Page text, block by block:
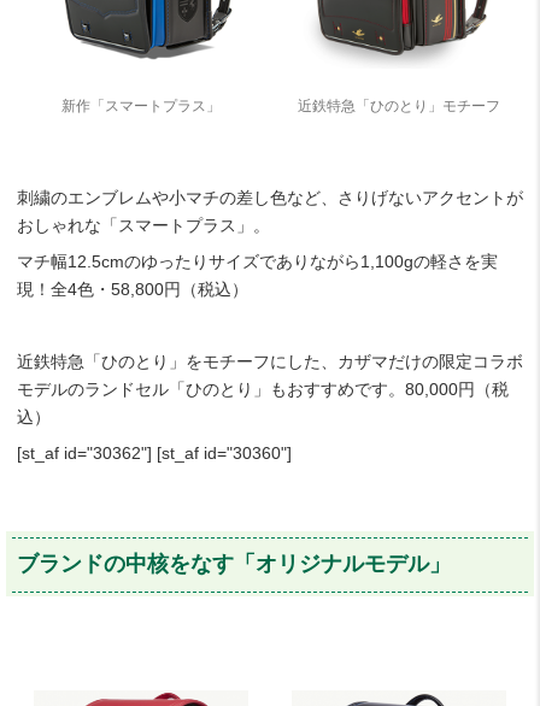
新作「スマートプラス」 近鉄特急「ひのとり」モチーフ
刺繍のエンブレムや小マチの差し色など、さりげないアクセントが
おしゃれな「スマートプラス」。
マチ幅12.5cmのゆったりサイズでありながら1,100gの軽さを実
現！全4色・58,800円（税込）
近鉄特急「ひのとり」をモチーフにした、カザマだけの限定コラボ
モデルのランドセル「ひのとり」もおすすめです。80,000円（税
込）
[st_af id="30362"] [st_af id="30360"]
ブランドの中核をなす「オリジナルモデル」